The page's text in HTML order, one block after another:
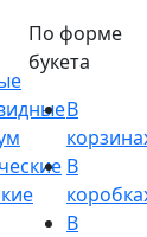
По форме
букета
В
В
В